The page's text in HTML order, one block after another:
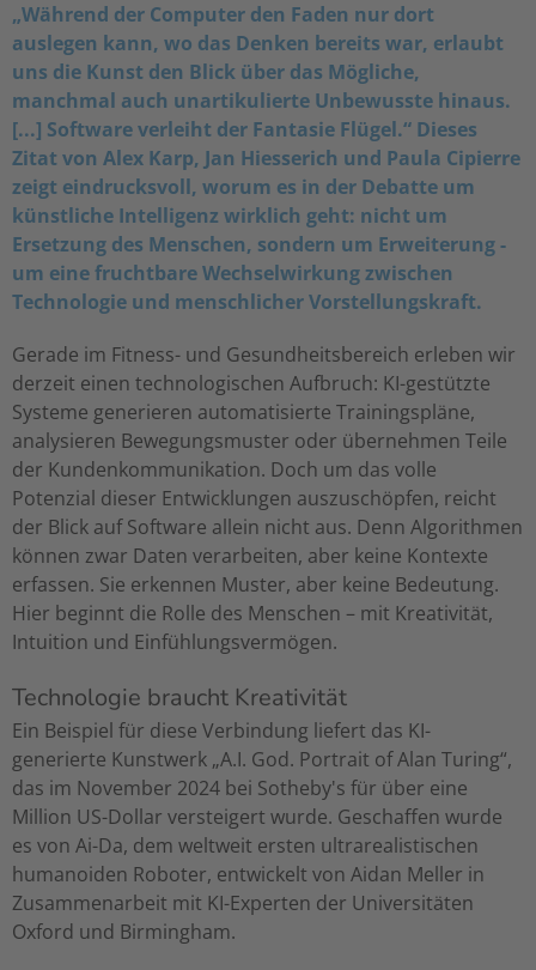
„Während der Computer den Faden nur dort
auslegen kann, wo das Denken bereits war, erlaubt
uns die Kunst den Blick über das Mögliche,
manchmal auch unartikulierte Unbewusste hinaus.
[...] Software verleiht der Fantasie Flügel.“ Dieses
Zitat von Alex Karp, Jan Hiesserich und Paula Cipierre
zeigt eindrucksvoll, worum es in der Debatte um
künstliche Intelligenz wirklich geht: nicht um
Ersetzung des Menschen, sondern um Erweiterung -
um eine fruchtbare Wechselwirkung zwischen
Technologie und menschlicher Vorstellungskraft.
Gerade im Fitness- und Gesundheitsbereich erleben wir
derzeit einen technologischen Aufbruch: KI-gestützte
Systeme generieren automatisierte Trainingspläne,
analysieren Bewegungsmuster oder übernehmen Teile
der Kundenkommunikation. Doch um das volle
Potenzial dieser Entwicklungen auszuschöpfen, reicht
der Blick auf Software allein nicht aus. Denn Algorithmen
können zwar Daten verarbeiten, aber keine Kontexte
erfassen. Sie erkennen Muster, aber keine Bedeutung.
Hier beginnt die Rolle des Menschen – mit Kreativität,
Intuition und Einfühlungsvermögen.
Technologie braucht Kreativität
Ein Beispiel für diese Verbindung liefert das KI-
generierte Kunstwerk „A.I. God. Portrait of Alan Turing“,
das im November 2024 bei Sotheby's für über eine
Million US-Dollar versteigert wurde. Geschaffen wurde
es von Ai-Da, dem weltweit ersten ultrarealistischen
humanoiden Roboter, entwickelt von Aidan Meller in
Zusammenarbeit mit KI-Experten der Universitäten
Oxford und Birmingham.